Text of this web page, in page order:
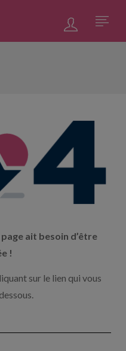
ait besoin d’être
!
sur le lien qui vous